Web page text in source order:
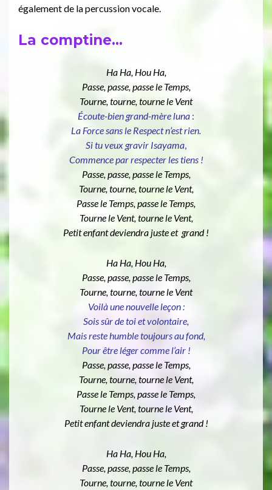
également de la percussion vocale.
La comptine…
Ha Ha, Hou Ha,
Passe, passe, passe le Temps,
Tourne, tourne, tourne le Vent
Écoute-bien grand-mère luna :
La Force sans le Respect n’est rien.
Si tu veux gravir Isayama
Commence par respecter les tiens !
Passe, passe, passe le Temps,
Tourne, tourne, tourne le Vent,
Passe le Temps, passe le Temps,
Tourne le Vent, tourne le Vent,
Petit enfant deviendra juste et grand !
Ha Ha, Hou Ha,
Passe, passe, passe le Temps,
Tourne, tourne, tourne le Vent
Voilà une nouvelle leçon :
Sois sûr de toi et volontaire,
Mais reste humble toujours au fond,
Pour être léger comme l’air !
Passe, passe, passe le Temps,
Tourne, tourne, tourne le Vent,
Passe le Temps, passe le Temps,
Tourne le Vent, tourne le Vent,
Petit enfant deviendra juste et grand !
Ha Ha, Hou Ha,
Passe, passe, passe le Temps,
Tourne, tourne, tourne le Vent